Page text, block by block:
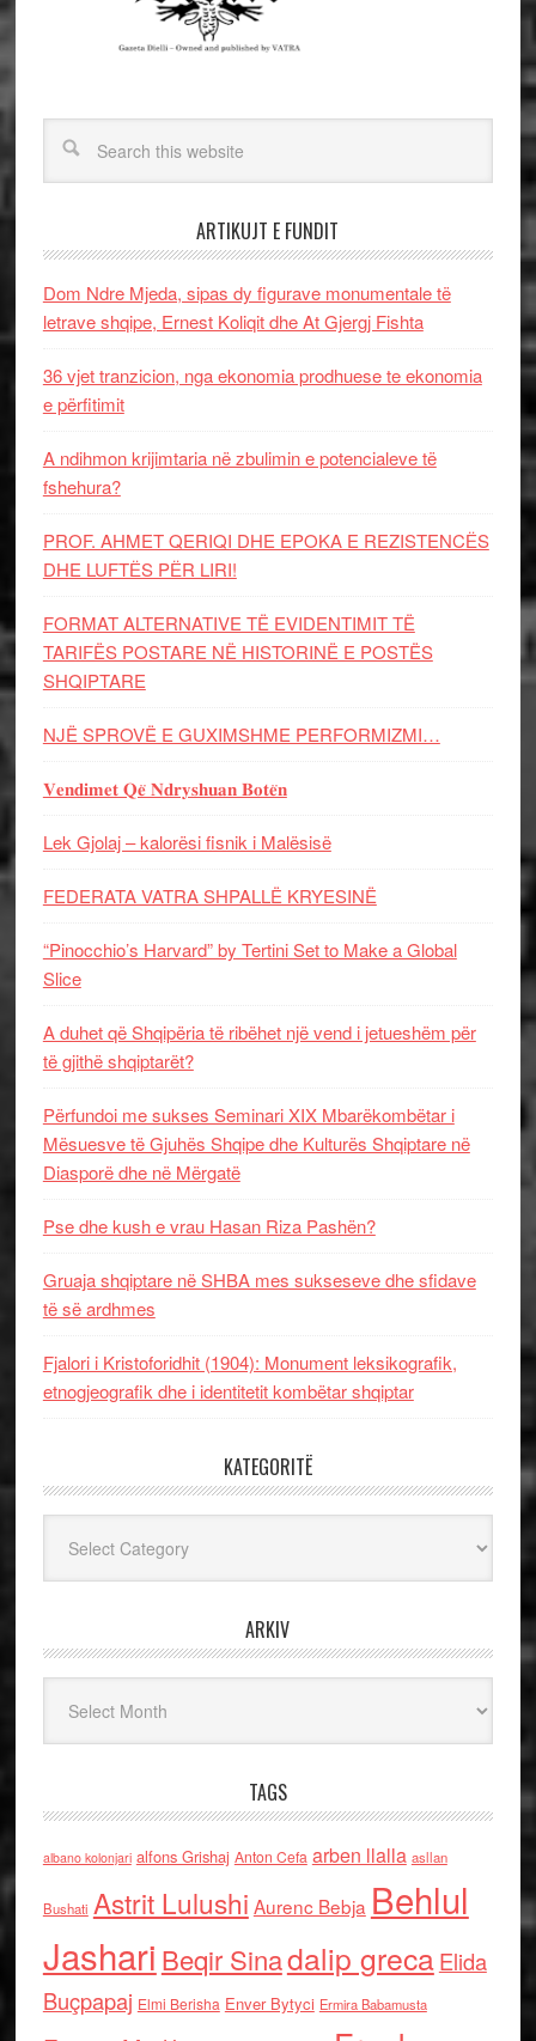
ARTIKUJT E FUNDIT
Dom Ndre Mjeda, sipas dy figurave monumentale të
letrave shqipe, Ernest Koliqit dhe At Gjergj Fishta
36 vjet tranzicion, nga ekonomia prodhuese te ekonomia
e përfitimit
A ndihmon krijimtaria në zbulimin e potencialeve të
fshehura?
PROF. AHMET QERIQI DHE EPOKA E REZISTENCЁS
DHE LUFTЁS PЁR LIRI!
FORMAT ALTERNATIVE TË EVIDENTIMIT TË
TARIFËS POSTARE NË HISTORINË E POSTËS
SHQIPTARE
NJË SPROVË E GUXIMSHME PERFORMIZMI…
𝐕𝐞𝐧𝐝𝐢𝐦𝐞𝐭 𝐐𝐞̈ 𝐍𝐝𝐫𝐲𝐬𝐡𝐮𝐚𝐧 𝐁𝐨𝐭𝐞̈𝐧
Lek Gjolaj – kalorësi fisnik i Malësisë
FEDERATA VATRA SHPALLË KRYESINË
“Pinocchio’s Harvard” by Tertini Set to Make a Global
Slice
A duhet që Shqipëria të ribëhet një vend i jetueshëm për
të gjithë shqiptarët?
Përfundoi me sukses Seminari XIX Mbarëkombëtar i
Mësuesve të Gjuhës Shqipe dhe Kulturës Shqiptare në
Diasporë dhe në Mërgatë
Pse dhe kush e vrau Hasan Riza Pashën?
Gruaja shqiptare në SHBA mes sukseseve dhe sfidave
të së ardhmes
Fjalori i Kristoforidhit (1904): Monument leksikografik,
etnogjeografik dhe i identitetit kombëtar shqiptar
KATEGORITË
ARKIV
TAGS
albano kolonjari alfons Grishaj Anton Cefa arben llalla asllan
Bushati Astrit Lulushi Aurenc Bebja Behlul
Jashari Beqir Sinadalip grecaElida
Buçpapaj Elmi Berisha Enver Bytyci Ermira Babamusta